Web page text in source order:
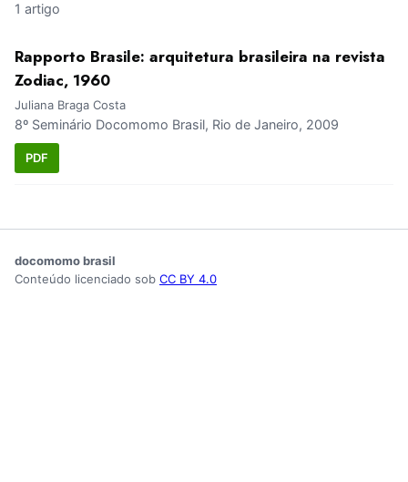
1 artigo
Rapporto Brasile: arquitetura brasileira na revista
Zodiac, 1960
Juliana Braga Costa
8º Seminário Docomomo Brasil, Rio de Janeiro, 2009
PDF
docomomo brasil
Conteúdo licenciado sob CC BY 4.0